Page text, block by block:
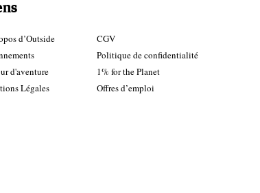
d’Outside
d'aventure
Légales
CGV
Politique de confidentialité
1% for the Planet
Offres d’emploi